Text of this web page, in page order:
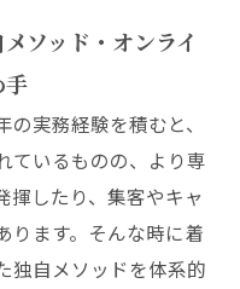
ソッド・オンライ
手
実務経験を積むと、
ているものの、より専
揮したり、集客やキャ
ります。そんな時に着
独自メソッドを体系的